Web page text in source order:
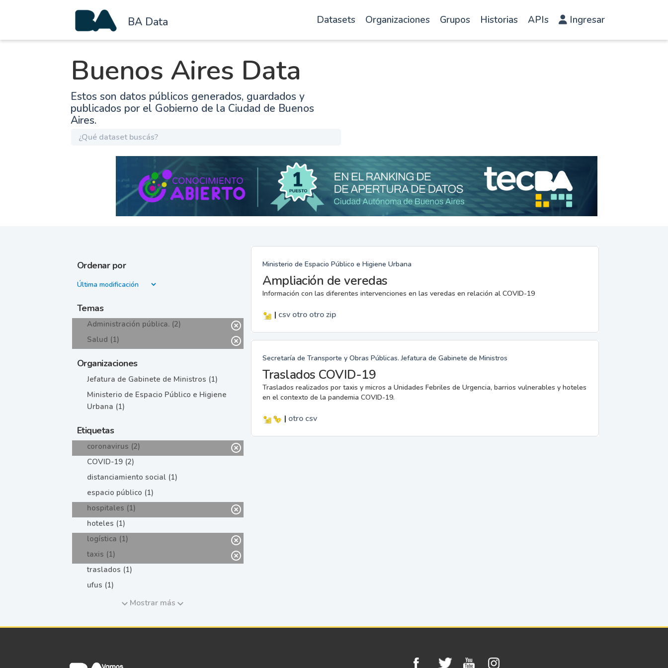
BA Data Datasets Organizaciones Grupos Historias APIs Ingresar
Buenos Aires Data
Estos son datos públicos generados, guardados y
publicados por el Gobierno de la Ciudad de Buenos
Aires.
Ordenar por
Temas
Administración pública. (2)
Salud (1)
Organizaciones
Jefatura de Gabinete de Ministros (1)
Ministerio de Espacio Público e Higiene
Urbana (1)
Etiquetas
coronavirus (2)
COVID-19 (2)
distanciamiento social (1)
espacio público (1)
hospitales (1)
hoteles (1)
logística (1)
taxis (1)
traslados (1)
ufus (1)
Mostrar más
Ministerio de Espacio Público e Higiene Urbana
Ampliación de veredas
Información con las diferentes intervenciones en las veredas en relación al COVID-19
| csv otro otrozip
Secretaría de Transporte y Obras Públicas. Jefatura de Gabinete de Ministros
Traslados COVID-19
Traslados realizados por taxis y micros a Unidades Febriles de Urgencia, barrios vulnerables y hoteles
en el contexto de la pandemia COVID-19.
| otro csv